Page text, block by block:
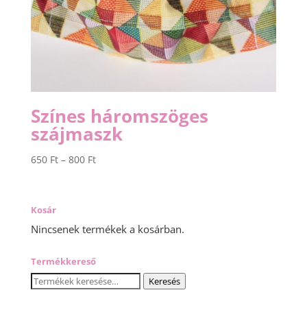
Színes háromszöges
szájmaszk
650 Ft – 800 FtÁrtartomány:
Kosár
Nincsenek termékek a kosárban.
Termékkereső
Keresés
Keresés